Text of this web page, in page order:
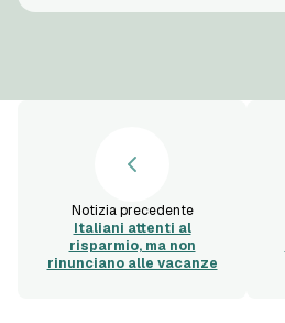
Notizia precedente
Italiani attenti al
risparmio, ma non
rinunciano alle vacanze